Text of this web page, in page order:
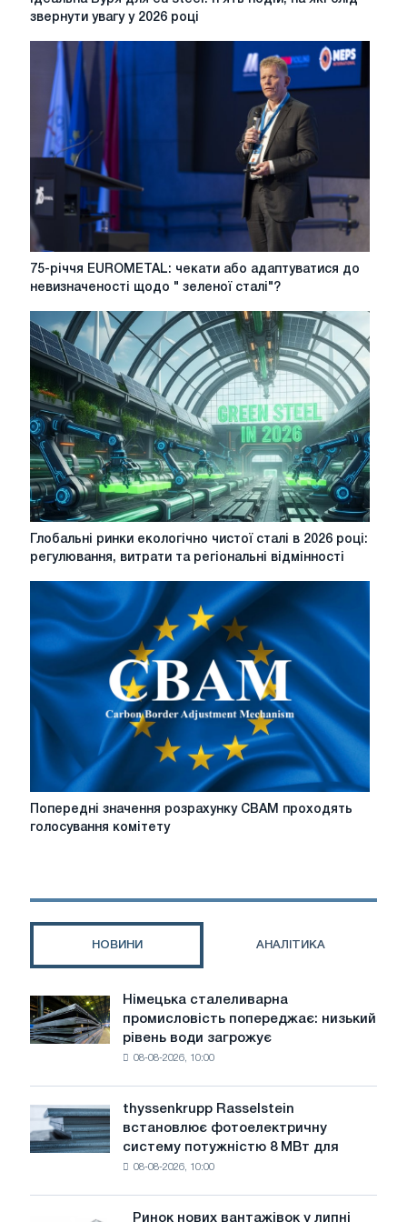
steel:
п'ять
подій,
які
звернути
увагу
у
звернути увагу у 2026 році
75-
чекати
або
адаптуватися
невизначеності
щодо
"
зеленої
сталі"?
75-річчя EUROMETAL: чекати або адаптуватися до
невизначеності щодо " зеленої сталі"?
Глобальні
чистої
в
2026
регулювання,
витрати
відмінності
Глобальні ринки екологічно чистої сталі в 2026 році:
регулювання, витрати та регіональні відмінності
Попередні
голосування
Попередні значення розрахунку CBAM проходять
голосування комітету
НОВИНИ АНАЛІТИКА
Німецька
сталеливарна
промисловість
води
загрожує
Німецька сталеливарна
промисловість попереджає: низький
рівень води загрожує
08-08-2026, 10:00
thyssenkrupp
Rasselstein
встановлює
фотоелектричну
thyssenkrupp Rasselstein
встановлює фотоелектричну
систему потужністю 8 МВт для
08-08-2026, 10:00
Ринок нових вантажівок у липні